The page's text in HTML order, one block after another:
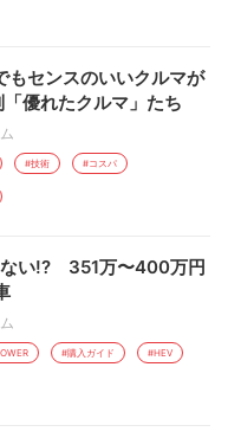
センスのいいクルマが
優れたクルマ」たち
#技術 #コスパ
ない!? 351万〜400万円
#購入ガイド #HEV